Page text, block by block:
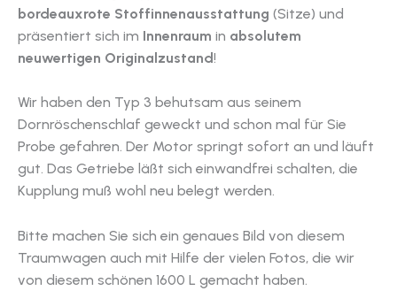
bordeauxrote Stoffinnenausstattung (Sitze) und
präsentiert sich im Innenraum in absolutem
neuwertigen Originalzustand!
Wir haben den Typ 3 behutsam aus seinem
Dornröschenschlaf geweckt und schon mal für Sie
Probe gefahren. Der Motor springt sofort an und läuft
gut. Das Getriebe läßt sich einwandfrei schalten, die
Kupplung muß wohl neu belegt werden.
Bitte machen Sie sich ein genaues Bild von diesem
Traumwagen auch mit Hilfe der vielen Fotos, die wir
von diesem schönen 1600 L gemacht haben.